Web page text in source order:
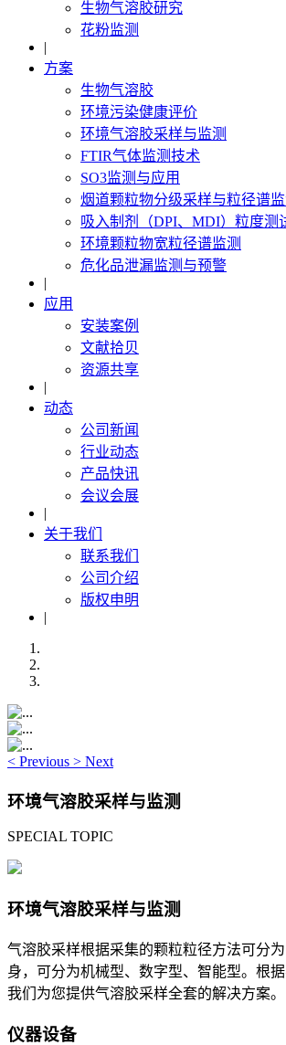
生物气溶胶研究
花粉监测
|
方案
生物气溶胶
环境污染健康评价
环境气溶胶采样与监测
FTIR气体监测技术
SO3监测与应用
烟道颗粒物分级采样与粒径谱监
吸入制剂（DPI、MDI）粒度测
环境颗粒物宽粒径谱监测
危化品泄漏监测与预警
|
应用
安装案例
文献拾贝
资源共享
|
动态
公司新闻
行业动态
产品快讯
会议会展
|
关于我们
联系我们
公司介绍
版权申明
|
< Previous > Next
环境气溶胶采样与监测
SPECIAL TOPIC
环境气溶胶采样与监测
气溶胶采样根据采集的颗粒粒径方法可分
身，可分为机械型、数字型、智能型。根
我们为您提供气溶胶采样全套的解决方案。
仪器设备